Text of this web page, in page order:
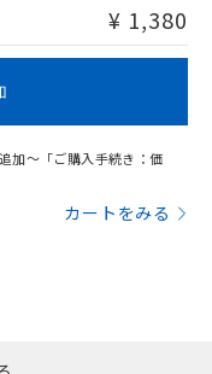
¥ 1,380
加～「ご購入手続き：価
カートをみる